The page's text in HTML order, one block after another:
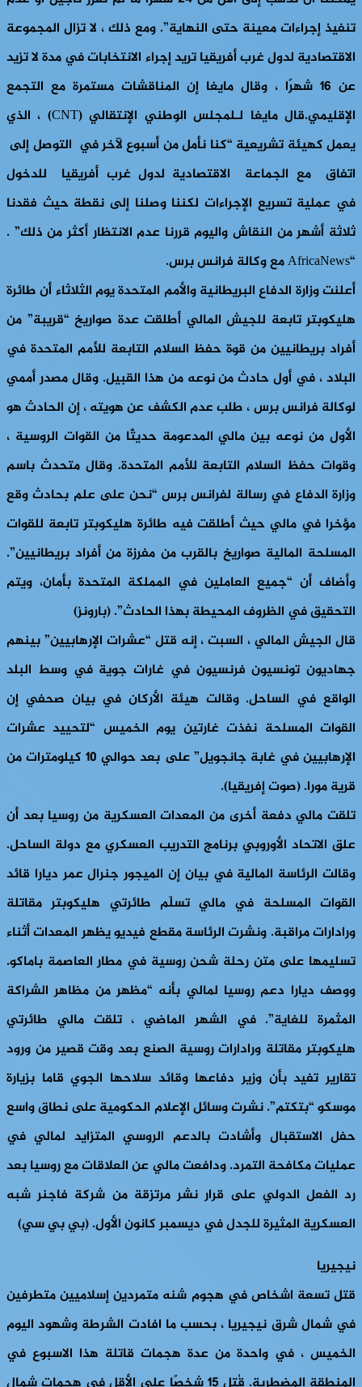
تنفيذ إجراءات معينة حتى النهاية”. ومع ذلك ، لا تزال المجموعة
الاقتصادية لدول غرب أفريقيا تريد إجراء الانتخابات في مدة لا تزيد
عن 16 شهرًا ، وقال مايغا إن المناقشات مستمرة مع التجمع
الإقليمي.قال مايغا لـلمجلس الوطني الإنتقالي (CNT) ، الذي
يعمل كهيئة تشريعية “كنا نأمل من أسبوع لآخر في التوصل إلى
اتفاق مع الجماعة الاقتصادية لدول غرب أفريقيا للدخول
في عملية تسريع الإجراءات لكننا وصلنا إلى نقطة حيث فقدنا
ثلاثة أشهر من النقاش واليوم قررنا عدم الانتظار أكثر من ذلك” .
“AfricaNews مع وكالة فرانس برس.
أعلنت وزارة الدفاع البريطانية والأمم المتحدة يوم الثلاثاء أن طائرة
هليكوبتر تابعة للجيش المالي أطلقت عدة صواريخ “قريبة” من
أفراد بريطانيين من قوة حفظ السلام التابعة للأمم المتحدة في
البلاد ، في أول حادث من نوعه من هذا القبيل. وقال مصدر أممي
لوكالة فرانس برس ، طلب عدم الكشف عن هويته ، إن الحادث هو
الأول من نوعه بين مالي المدعومة حديثًا من القوات الروسية ،
وقوات حفظ السلام التابعة للأمم المتحدة. وقال متحدث باسم
وزارة الدفاع في رسالة لفرانس برس “نحن على علم بحادث وقع
مؤخرا في مالي حيث أطلقت فيه طائرة هليكوبتر تابعة للقوات
المسلحة المالية صواريخ بالقرب من مفرزة من أفراد بريطانيين”.
وأضاف أن “جميع العاملين في المملكة المتحدة بأمان، ويتم
التحقيق في الظروف المحيطة بهذا الحادث”. (بارونز)
قال الجيش المالي ، السبت ، إنه قتل “عشرات الإرهابيين” بينهم
جهاديون تونسيون فرنسيون في غارات جوية في وسط البلد
الواقع في الساحل. وقالت هيئة الأركان في بيان صحفي إن
القوات المسلحة نفذت غارتين يوم الخميس “لتحييد عشرات
الإرهابيين في غابة جانجويل” على بعد حوالي 10 كيلومترات من
قرية مورا. (صوت إفريقيا).
تلقت مالي دفعة أخرى من المعدات العسكرية من روسيا بعد أن
علق الاتحاد الأوروبي برنامج التدريب العسكري مع دولة الساحل.
وقالت الرئاسة المالية في بيان إن الميجور جنرال عمر ديارا قائد
القوات المسلحة في مالي تسلّم طائرتي هليكوبتر مقاتلة
ورادارات مراقبة. ونشرت الرئاسة مقطع فيديو يظهر المعدات أثناء
تسليمها على متن رحلة شحن روسية في مطار العاصمة باماكو.
ووصف ديارا دعم روسيا لمالي بأنه “مظهر من مظاهر الشراكة
المثمرة للغاية”. في الشهر الماضي ، تلقت مالي طائرتي
هليكوبتر مقاتلة ورادارات روسية الصنع بعد وقت قصير من ورود
تقارير تفيد بأن وزير دفاعها وقائد سلاحها الجوي قاما بزيارة
موسكو “بتكتم”. نشرت وسائل الإعلام الحكومية على نطاق واسع
حفل الاستقبال وأشادت بالدعم الروسي المتزايد لمالي في
عمليات مكافحة التمرد. ودافعت مالي عن العلاقات مع روسيا بعد
رد الفعل الدولي على قرار نشر مرتزقة من شركة فاجنر شبه
العسكرية المثيرة للجدل في ديسمبر كانون الأول. (بي بي سي)
نيجيريا
قتل تسعة اشخاص في هجوم شنه متمردين إسلاميين متطرفين
في شمال شرق نيجيريا ، بحسب ما افادت الشرطة وشهود اليوم
الخميس ، في واحدة من عدة هجمات قاتلة هذا الاسبوع في